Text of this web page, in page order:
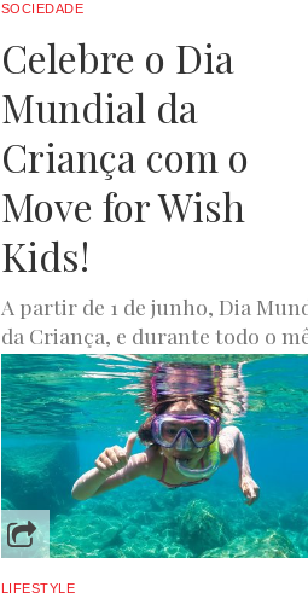
SOCIEDADE
Celebre o Dia
Mundial da
Criança com o
Move for Wish
Kids!
A partir de 1 de junho, Dia
da Criança, e durante todo o
a Make-A-Wish convida os
portugueses a...
LUXWOMAN MAIO 31, 2022
LIFESTYLE